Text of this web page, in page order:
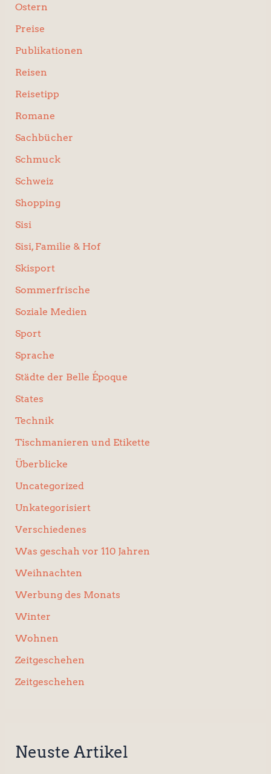
Ostern
Preise
Publikationen
Reisen
Reisetipp
Romane
Sachbücher
Schmuck
Schweiz
Shopping
Sisi
Sisi, Familie & Hof
Skisport
Sommerfrische
Soziale Medien
Sport
Sprache
Städte der Belle Époque
States
Technik
Tischmanieren und Etikette
Überblicke
Uncategorized
Unkategorisiert
Verschiedenes
Was geschah vor 110 Jahren
Weihnachten
Werbung des Monats
Winter
Wohnen
Zeitgeschehen
Zeitgeschehen
Neuste Artikel